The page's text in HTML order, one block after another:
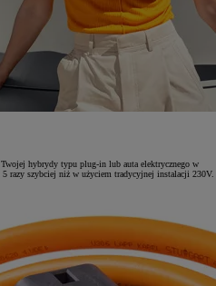
Twojej hybrydy typu plug-in lub auta elektrycznego w
razy szybciej niż w użyciem tradycyjnej instalacji 230V.